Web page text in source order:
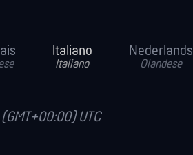
Italiano
Italiano
Nederlands
Olandese
UTC